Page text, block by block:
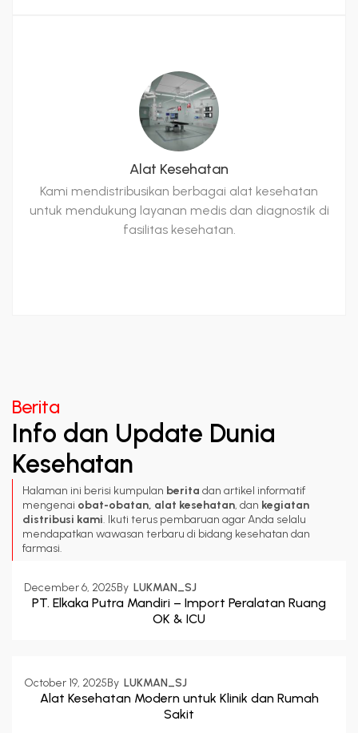
Alat Kesehatan
Kami mendistribusikan berbagai alat kesehatan
untuk mendukung layanan medis dan diagnostik di
fasilitas kesehatan.
Berita
Info dan Update Dunia
Kesehatan
Halaman ini berisi kumpulan berita dan artikel informatif
mengenai obat-obatan, alat kesehatan, dan kegiatan
distribusi kami. Ikuti terus pembaruan agar Anda selalu
mendapatkan wawasan terbaru di bidang kesehatan dan
farmasi.
December 6, 2025By LUKMAN_SJ
PT. Elkaka Putra Mandiri – Import Peralatan Ruang
OK & ICU
October 19, 2025By LUKMAN_SJ
Alat Kesehatan Modern untuk Klinik dan Rumah
Sakit